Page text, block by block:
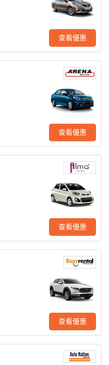
查看優惠
查看優惠
查看優惠
查看優惠